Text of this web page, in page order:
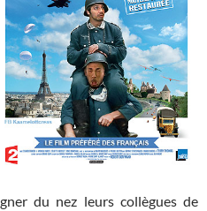
du nez leurs collègues de